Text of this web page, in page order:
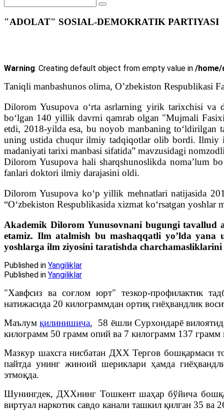
"ADOLAT" SOSIAL-DEMOKRATIK PARTIYASI
Warning: Creating default object from empty value in /home/
Taniqli manbashunos olima, O’zbekiston Respublikasi
Dilorom Yusupova oʻrta asrlarning yirik tarixchisi va
boʻlgan 140 yillik davrni qamrab olgan "Mujmali
etdi, 2018-yilda esa, bu noyob manbaning
uning ustida chuqur ilmiy tadqiqotlar olib bordi. Ilmiy
madaniyati tarixi manbasi sifatida” mavzusidagi
Dilorom Yusupova hali sharqshunoslikda nomaʼlum
fanlari doktori ilmiy darajasini oldi.
Dilorom Yusupova koʻp yillik mehnatlari natijasida
“Oʻzbekiston Respublikasida xizmat koʻrsatgan
Akademik Dilorom Yunusovnani bugungi tavallud
etamiz. Ilm atalmish bu mashaqqatli yo’lda yana
yoshlarga ilm ziyosini taratishda
Published in Yangiliklar
Published in Yangiliklar
"Хавфсиз ва соғлом юрт" тезкор-профилактик
натижасида 20 килограммдан ортиқ гиёҳвандлик
Маълумқилинишича, 58 ёшли Сурхондарё
килограмм 50 грамм опий ва 7 килограмм 137
Мазкур шахсга нисбатан ДХХ Тергов бошқармаси
пайтда унинг жиноий шериклари ҳамда
этмоқда.
Шунингдек, ДХХнинг Тошкент шаҳар бўйича
виртуал наркотик савдо канали ташкил қилган 35